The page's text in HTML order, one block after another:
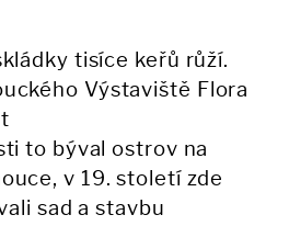
tisíce keřů růží.
Výstaviště Flora
to býval ostrov na
v 19. století zde
sad a stavbu